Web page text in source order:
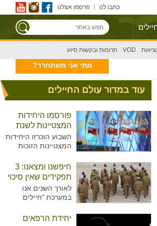
כתבו לנו פרסמו אצלנו
VOD תרומות ובקשות סיוע
מתי אני משתחרר?
עוד במדור עולם החיילים
פורסמו היחידות
המצטיינות לשנת
2020
השבוע הוכרזו היחידות
המצטיינות הזוכות
2020, שיוענק בטקס
שיתקיים בחודש הבא.
האם היחידה שלכם
ברשימה?
חיפשנו ומצאנו: 3
תפקידים שאין סיכוי
שאתם מכירים
לאורך השנים אנו
במערכת "חיילים
לצעירים העומדים לפני
יחידת הרפאים